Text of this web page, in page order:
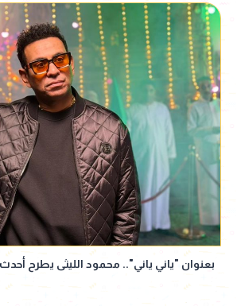
بعنوان "ياني ياني".. محمود الليثى يطرح أحدث